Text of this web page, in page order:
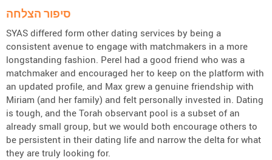
סיפור הצלחה
SYAS differed form other dating services by being a
consistent avenue to engage with matchmakers in a more
longstanding fashion. Perel had a good friend who was a
matchmaker and encouraged her to keep on the platform with
an updated profile, and Max grew a genuine friendship with
Miriam (and her family) and felt personally invested in. Dating
is tough, and the Torah observant pool is a subset of an
already small group, but we would both encourage others to
be persistent in their dating life and narrow the delta for what
they are truly looking for.